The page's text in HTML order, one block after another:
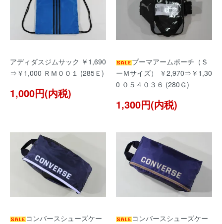
アディダスジムサック ￥1,690
⇒￥1,000 ＲＭ００１ (285Ｅ)
1,000円(内税)
プーマアームポーチ（Ｓ
ーＭサイズ） ￥2,970⇒￥1,30
0 ０５４０３６ (280Ｇ)
1,300円(内税)
コンバースシューズケー
コンバースシューズケー